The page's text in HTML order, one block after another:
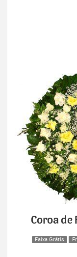
Coroa de
Faixa Grátis